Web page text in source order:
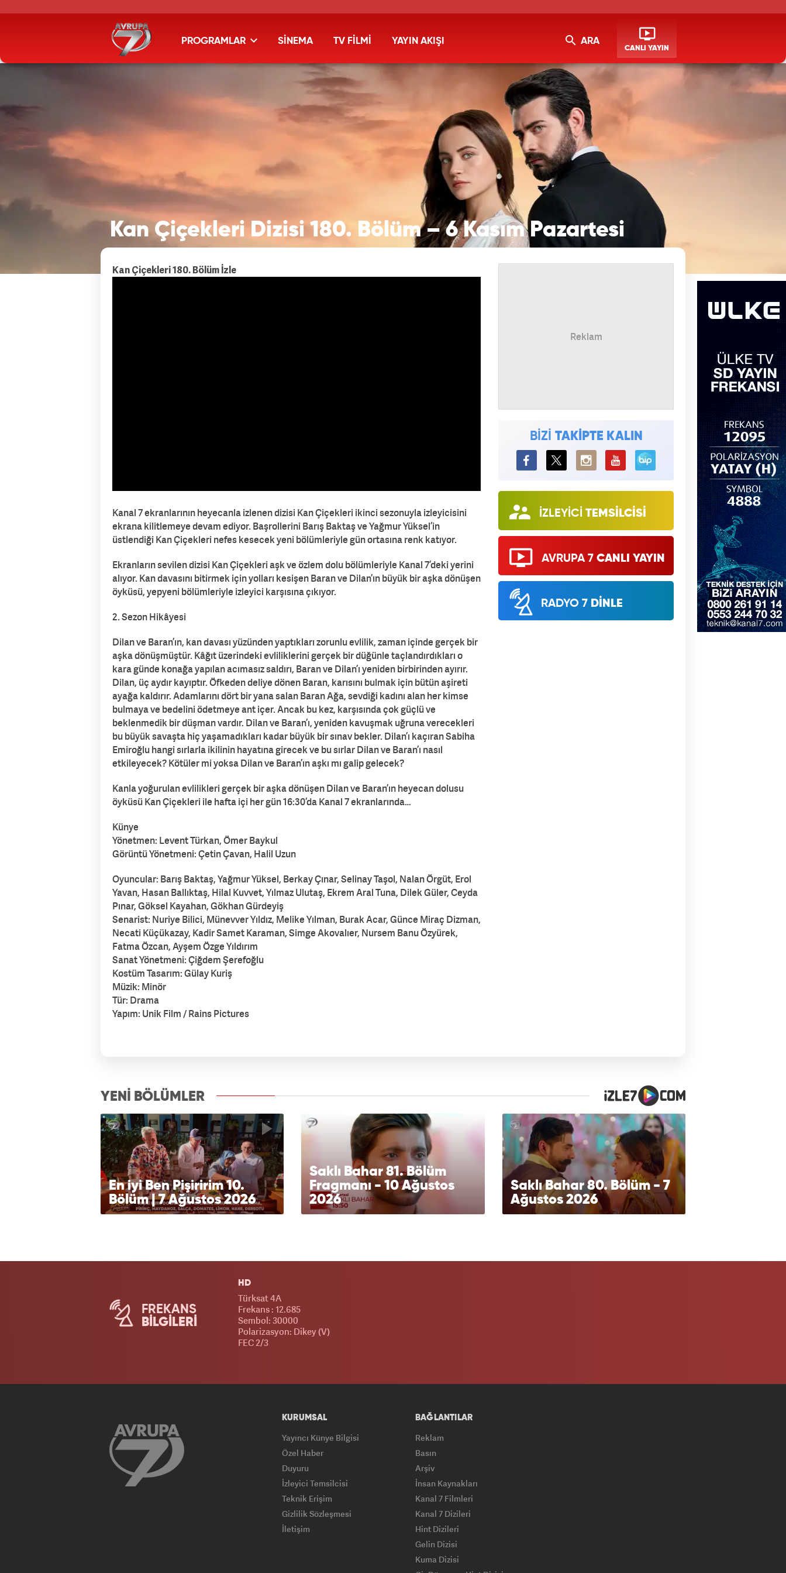
PROGRAMLAR SİNEMA TV FİLMİ YAYIN AKIŞI ARA
CANLI YAYIN
Kan Çiçekleri Dizisi 180. Bölüm – 6 Kasım Pazartesi
Kan Çiçekleri 180. Bölüm İzle
Kanal 7 ekranlarının heyecanla izlenen dizisi Kan Çiçekleri ikinci sezonuyla izleyicisini
ekrana kilitlemeye devam ediyor. Başrollerini Barış Baktaş ve Yağmur Yüksel’in
üstlendiği Kan Çiçekleri nefes kesecek yeni bölümleriyle gün ortasına renk katıyor.
Ekranların sevilen dizisi Kan Çiçekleri aşk ve özlem dolu bölümleriyle Kanal 7’deki yerini
alıyor. Kan davasını bitirmek için yolları kesişen Baran ve Dilan’ın büyük bir aşka dönüşen
öyküsü, yepyeni bölümleriyle izleyici karşısına çıkıyor.
2. Sezon Hikâyesi
Dilan ve Baran’ın, kan davası yüzünden yaptıkları zorunlu evlilik, zaman içinde gerçek bir
aşka dönüşmüştür. Kâğıt üzerindeki evliliklerini gerçek bir düğünle taçlandırdıkları o
kara günde konağa yapılan acımasız saldırı, Baran ve Dilan’ı yeniden birbirinden ayırır.
Dilan, üç aydır kayıptır. Öfkeden deliye dönen Baran, karısını bulmak için bütün aşireti
ayağa kaldırır. Adamlarını dört bir yana salan Baran Ağa, sevdiği kadını alan her kimse
bulmaya ve bedelini ödetmeye ant içer. Ancak bu kez, karşısında çok güçlü ve
beklenmedik bir düşman vardır. Dilan ve Baran’ı, yeniden kavuşmak uğruna verecekleri
bu büyük savaşta hiç yaşamadıkları kadar büyük bir sınav bekler. Dilan’ı kaçıran Sabiha
Emiroğlu hangi sırlarla ikilinin hayatına girecek ve bu sırlar Dilan ve Baran’ı nasıl
etkileyecek? Kötüler mi yoksa Dilan ve Baran’ın aşkı mı galip gelecek?
Kanla yoğurulan evlilikleri gerçek bir aşka dönüşen Dilan ve Baran’ın heyecan dolusu
öyküsü Kan Çiçekleri ile hafta içi her gün 16:30’da Kanal 7 ekranlarında…
Künye
Yönetmen: Levent Türkan, Ömer Baykul
Görüntü Yönetmeni: Çetin Çavan, Halil Uzun
Oyuncular: Barış Baktaş, Yağmur Yüksel, Berkay Çınar, Selinay Taşol, Nalan Örgüt, Erol
Yavan, Hasan Ballıktaş, Hilal Kuvvet, Yılmaz Ulutaş, Ekrem Aral Tuna, Dilek Güler, Ceyda
Pınar, Göksel Kayahan, Gökhan Gürdeyiş
Senarist: Nuriye Bilici, Münevver Yıldız, Melike Yılman, Burak Acar, Günce Miraç Dizman,
Necati Küçükazay, Kadir Samet Karaman, Simge Akovalıer, Nursem Banu Özyürek,
Fatma Özcan, Ayşem Özge Yıldırım
Sanat Yönetmeni: Çiğdem Şerefoğlu
Kostüm Tasarım: Gülay Kuriş
Müzik: Minör
Tür: Drama
Yapım: Unik Film / Rains Pictures
BİZİ TAKİPTE KALIN
BiP
İZLEYİCİ TEMSİLCİSİ
AVRUPA 7 CANLI YAYIN
RADYO 7 DİNLE
YENİ BÖLÜMLER
En iyi Ben Pişiririm 10.
Bölüm | 7 Ağustos 2026
Saklı Bahar 81. Bölüm
Fragmanı - 10 Ağustos
2026
Saklı Bahar 80. Bölüm - 7
Ağustos 2026
FREKANS
BİLGİLERİ
HD
Türksat 4A
Frekans : 12.685
Sembol: 30000
Polarizasyon: Dikey (V)
FEC 2/3
KURUMSAL
Yayıncı Künye Bilgisi
Özel Haber
Duyuru
İzleyici Temsilcisi
Teknik Erişim
Gizlilik Sözleşmesi
İletişim
BAĞLANTILAR
Reklam
Basın
Arşiv
İnsan Kaynakları
Kanal 7 Filmleri
Kanal 7 Dizileri
Hint Dizileri
Gelin Dizisi
Kuma Dizisi